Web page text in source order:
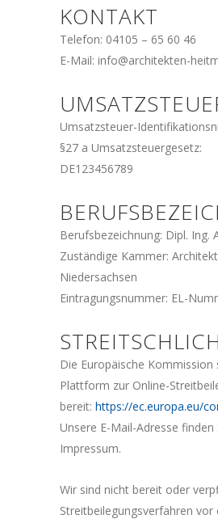
KONTAKT
Telefon: 04105 – 65 60 46
E-Mail: info@architekten-
Umsatzsteuer-
§27 a Umsatzsteuergesetz:
DE123456789
Berufsbezeichnung: Dipl. Ing.
Zuständige Kammer:
Niedersachsen
Eintragungsnummer: EL-
Die Europäische Kommission
Plattform zur Online-
bereit: https://ec.europa.eu/
Unsere E-Mail-Adresse finden
Impressum.
Wir sind nicht bereit oder
Streitbeilegungsverfahren vor